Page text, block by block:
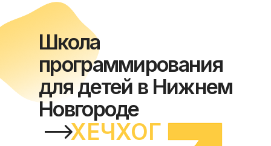
Школа
программирования
для детей в Нижнем
Новгороде
ХЕЧХОГ